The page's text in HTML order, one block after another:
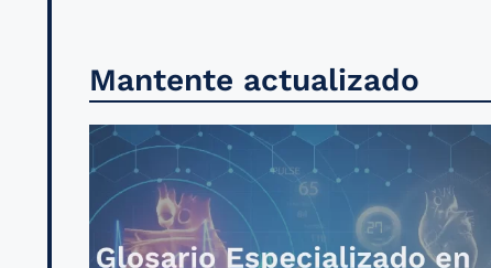
Mantente actualizado